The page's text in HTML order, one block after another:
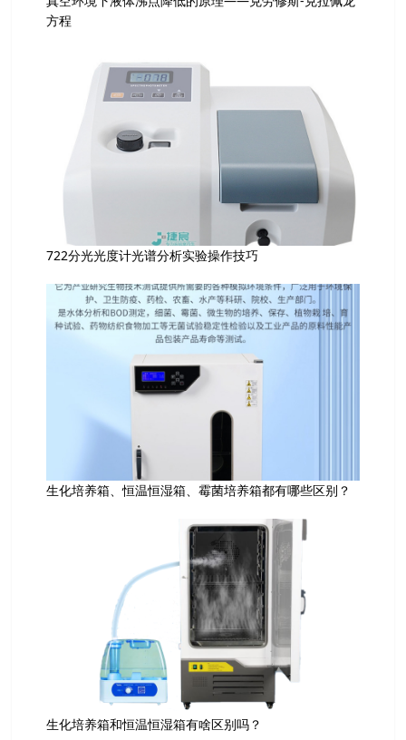
方程
722分光光度计光谱分析实验操作技巧
生化培养箱、恒温恒湿箱、霉菌培养箱都有哪些区别？
生化培养箱和恒温恒湿箱有啥区别吗？